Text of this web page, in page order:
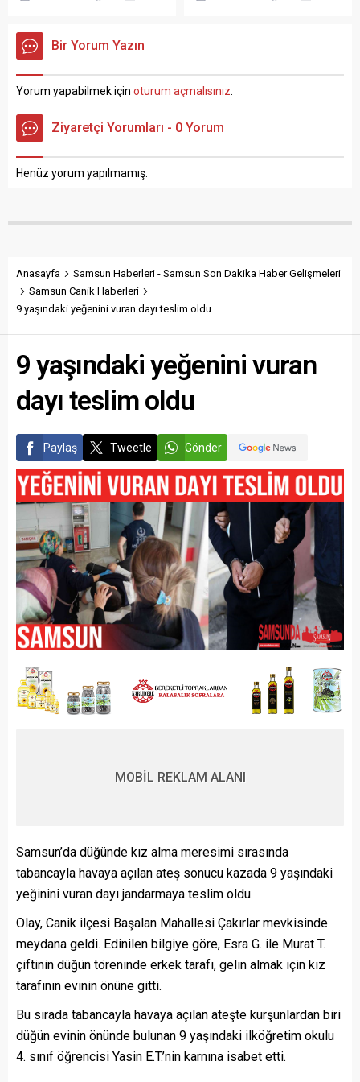
etmek için çıktığı evinin
şekilde yaralandı. Samsun
Canik ilçesine bağlı Adatepe
gelen ve edinilen bilgilere
göre evinin çatısına tamir
işlemi yapmak için çıkan 56
yaşındaki Abdullah Y. isimli
kırılması sonucunda evin
salonuna düştüğü...
öldürdükten sonra aracıyla
Yeni Mahalle‘de gece
arkadaşının evine giden (24)
Bir Yorum Yazın
Yorum yapabilmek için oturum açmalısınız.
Ziyaretçi Yorumları - 0 Yorum
Henüz yorum yapılmamış.
Anasayfa
Samsun Haberleri - Samsun Son Dakika Haber Gelişmeleri
Samsun Canik Haberleri
9 yaşındaki yeğenini vuran dayı teslim oldu
9 yaşındaki yeğenini vuran
dayı teslim oldu
Paylaş Tweetle Gönder
MOBİL REKLAM ALANI
Samsun’da düğünde kız alma meresimi sırasında
tabancayla havaya açılan ateş sonucu kazada 9 yaşındaki
yeğinini vuran dayı jandarmaya teslim oldu.
Olay, Canik ilçesi Başalan Mahallesi Çakırlar mevkisinde
meydana geldi. Edinilen bilgiye göre, Esra G. ile Murat T.
çiftinin düğün töreninde erkek tarafı, gelin almak için kız
tarafının evinin önüne gitti.
Bu sırada tabancayla havaya açılan ateşte kurşunlardan biri
düğün evinin önünde bulunan 9 yaşındaki ilköğretim okulu
4. sınıf öğrencisi Yasin E.T.’nin karnına isabet etti.